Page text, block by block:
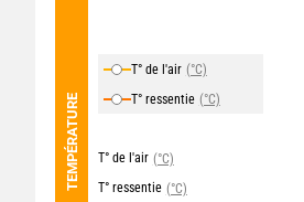
TEMPÉRATURE
T° de l'air (°C)
T° ressentie (°C)
T° de l'air (°C)
T° ressentie (°C)